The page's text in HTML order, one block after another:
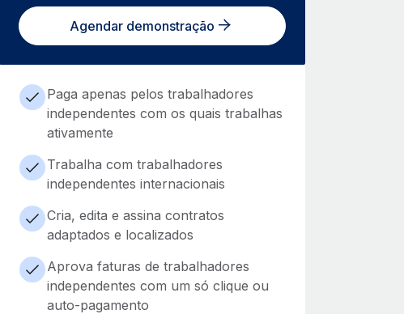
Agendar demonstração
Paga apenas pelos trabalhadores
independentes com os quais trabalhas
ativamente
Trabalha com trabalhadores
independentes internacionais
Cria, edita e assina contratos
adaptados e localizados
Aprova faturas de trabalhadores
independentes com um só clique ou
auto-pagamento